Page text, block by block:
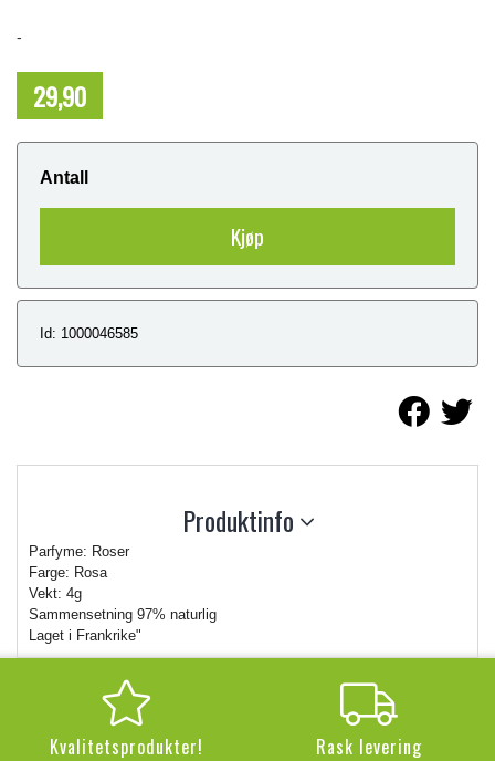
-
29,90
Antall
Kjøp
Id: 1000046585
Produktinfo
Parfyme: Roser
Farge: Rosa
Vekt: 4g
Sammensetning 97% naturlig
Laget i Frankrike"
Kvalitetsprodukter! Rask levering